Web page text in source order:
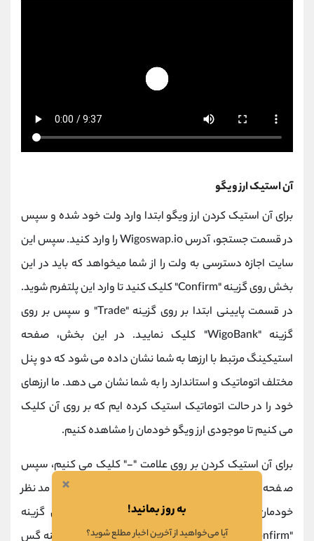
آن استیک ارز ویگو
برای آن استیک کردن ارز ویگو ابتدا وارد ولت خود شده و سپس
در قسمت جستجو، آدرس Wigoswap.io را وارد کنید. سپس این
سایت اجازه دسترسی به ولت را از شما میخواهد که باید در این
بخش روی گزینه "Confirm" کلیک کنید تا وارد این پلتفرم شوید.
در قسمت پایینی ابتدا بر روی گزینه "Trade" و سپس بر روی
گزینه "WigoBank" کلیک نمایید. در این بخش، صفحه
استیکینگ مرتبط با ارزها به شما نشان داده می شود که دو پنل
مختلف اتوماتیک و استاندارد را به شما نشان می دهد. ما ارزهای
خود را در حالت اتوماتیک استیک کرده ایم که بر روی آن کلیک
می کنیم تا موجودی ارز ویگو خودمان را مشاهده کنیم.
برای آن استیک کردن بر روی علامت "-" کلیک می کنیم، سپس
صفحه ای به ما نشان داده می شود تا بتوانیم درصد مد نظر
خودمان جهت فروش را وارد کنیم، در ادامه بر روی گزینه
"Confirm" کلیک می کنیم. در صفحه "Withdraw" هزینه گس
×
به روز بمانید!
آیا می‌خواهید از آخرین اخبار مطلع شوید؟